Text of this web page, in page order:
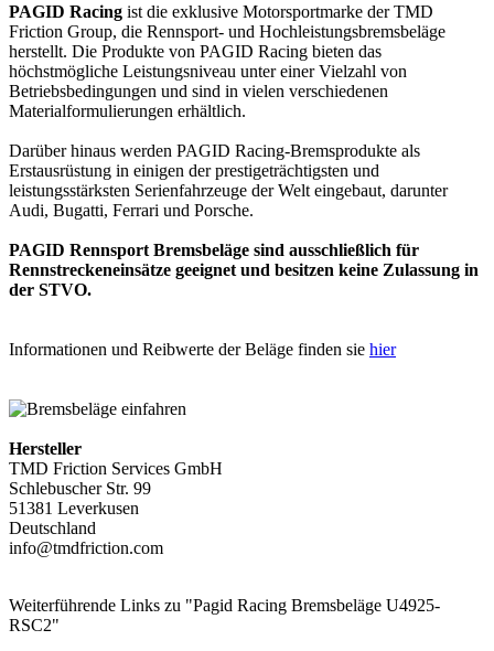
PAGID Racing ist die exklusive Motorsportmarke der TMD
Friction Group, die Rennsport- und Hochleistungsbremsbeläge
herstellt. Die Produkte von PAGID Racing bieten das
höchstmögliche Leistungsniveau unter einer Vielzahl von
Betriebsbedingungen und sind in vielen verschiedenen
Materialformulierungen erhältlich.
Darüber hinaus werden PAGID Racing-Bremsprodukte als
Erstausrüstung in einigen der prestigeträchtigsten und
leistungsstärksten Serienfahrzeuge der Welt eingebaut, darunter
Audi, Bugatti, Ferrari und Porsche.
PAGID Rennsport Bremsbeläge sind ausschließlich für
Rennstreckeneinsätze geeignet und besitzen keine Zulassung in
der STVO.
Informationen und Reibwerte der Beläge finden sie hier
Hersteller
TMD Friction Services GmbH
Schlebuscher Str. 99
51381 Leverkusen
Deutschland
info@tmdfriction.com
Weiterführende Links zu "Pagid Racing Bremsbeläge U4925-
RSC2"